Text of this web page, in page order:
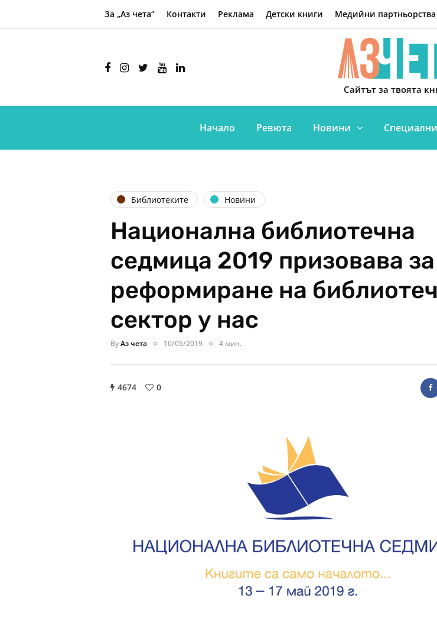
За „Аз чета“ Контакти Реклама Детски книги Медийни партньорства
Сайтът за твоята
Начало Ревюта Новини Специални
Библиотеките Новини
Национална библиотечна
седмица 2019 призовава за
реформиране на
сектор у нас
ByАз чета 10/05/2019 4 мин.
4674 0